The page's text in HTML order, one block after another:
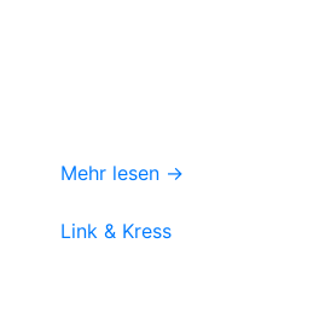
Mehr lesen →
Link & Kress